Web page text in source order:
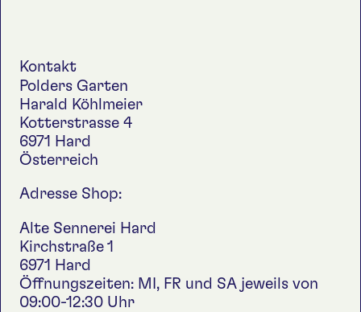
Kontakt
Polders Garten
Harald Köhlmeier
Kotterstrasse 4
6971 Hard
Österreich
Adresse Shop:
Alte Sennerei Hard
Kirchstraße 1
6971 Hard
Öffnungszeiten: MI, FR und SA jeweils von
09:00-12:30 Uhr